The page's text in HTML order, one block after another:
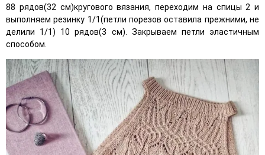
88 рядов(32 см)кругового вязания, переходим на спицы 2 и
выполняем резинку 1/1(петли порезов оставила прежними, не
делили 1/1) 10 рядов(3 см). Закрываем петли эластичным
способом.